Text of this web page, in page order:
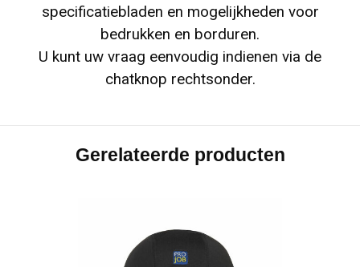
specificatiebladen en mogelijkheden voor
bedrukken en borduren.
U kunt uw vraag eenvoudig indienen via de
chatknop rechtsonder.
Gerelateerde producten